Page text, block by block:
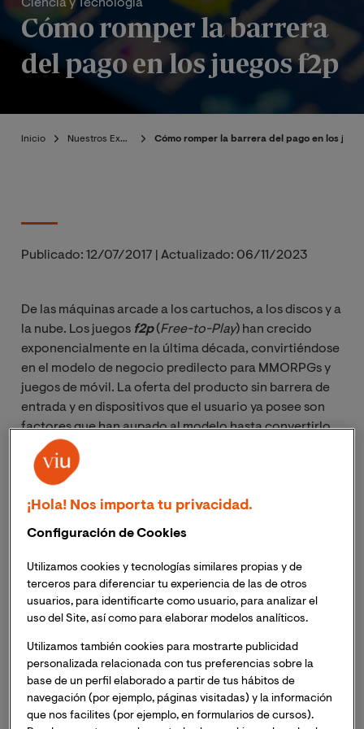
Ciencia y Tecnología
Cómo romper la barrera
del pago en los juegos f2p
Inicio Nuestros Expertos Cómo romper la barrera del pago en los
Publicado: 12/07/2017 Actualizado: 06/11/2023
De las máquinas arcade a los cartuchos, a los discos y a
la nube. Los juegos f2p(Free-to-Play) han crecido
exponencialmente en la última década, convirtiéndose
en el modelo de negocio predilecto para MMORPGs y
juegos de móvil. La oferta del producto sin barrera de
entrada y en dispositivos que el usuario ya posee son
factores que han aupado al modelo hasta convertirlo
en un fenómeno de masas. Sin embargo,
un público tan amplio conlleva la aceptación de las
pautasque han sentado los juegos f2p. A continuación
te traemos las reglas más importantes que todo juego
gigantes juegos multijugador en línea.
Descarga nuestra guía gratuita:
Videojuegos. Las 5 tecnologías
vencedoras y las 5 olvidadadas en la
pugna tecnológica
Un tutorial impecable
¡Hola! Nos importa tu privacidad.
Configuración de Cookies
Utilizamos cookies y tecnologías similares propias y de
terceros para diferenciar tu experiencia de las de otros
usuarios, para identificarte como usuario, para analizar el
uso del Site, así como para elaborar modelos analíticos.
Utilizamos también cookies para mostrarte publicidad
personalizada relacionada con tus preferencias sobre la
base de un perfil elaborado a partir de tus hábitos de
navegación (por ejemplo, páginas visitadas) y la información
que nos facilites (por ejemplo, en formularios de cursos).